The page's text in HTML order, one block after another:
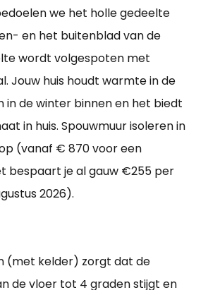
we het holle gedeelte
en het buitenblad van de
wordt volgespoten met
Jouw huis houdt warmte in de
in de winter binnen en het biedt
in huis. Spouwmuur isoleren in
(vanaf € 870 voor een
bespaart je al gauw €255 per
2026).
(met kelder) zorgt dat de
de vloer tot 4 graden stijgt en